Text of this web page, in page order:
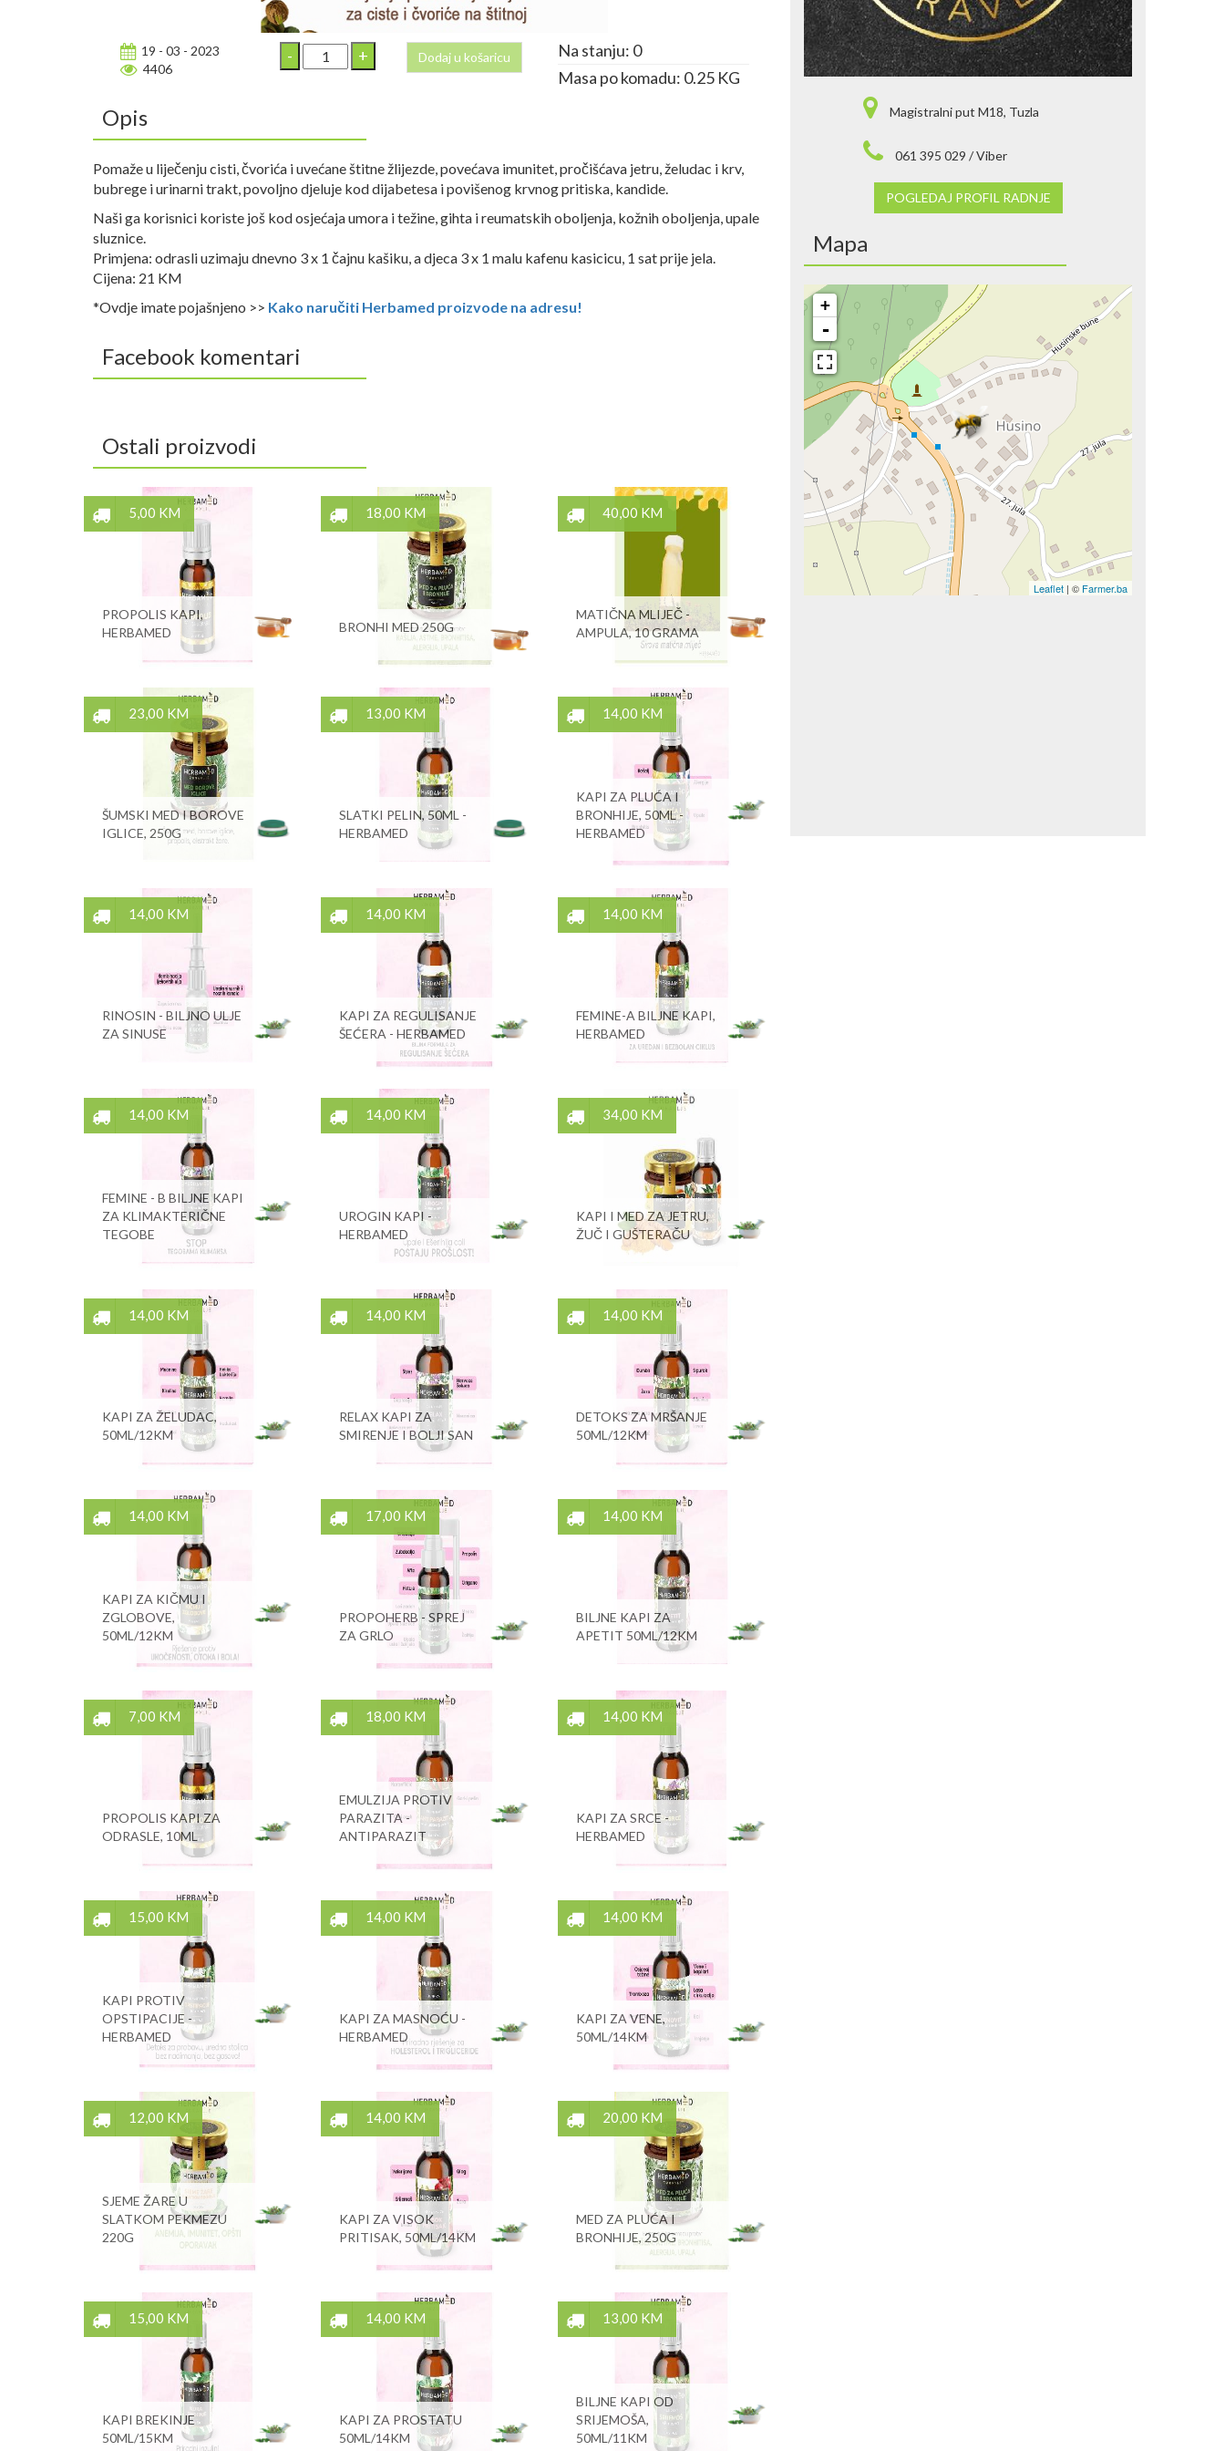
19 - 03 - 2023
4406
Dodaj u košaricu
Na stanju: 0
Masa po komadu: 0.25 KG
Opis
Pomaže u liječenju cisti, čvorića i uvećane štitne žlijezde, povećava imunitet, pročišćava jetru, želudac i krv,
bubrege i urinarni trakt, povoljno djeluje kod dijabetesa i povišenog krvnog pritiska, kandide.
Naši ga korisnici koriste još kod osjećaja umora i težine, gihta i reumatskih oboljenja, kožnih oboljenja, upale
sluznice.
Primjena: odrasli uzimaju dnevno 3 x 1 čajnu kašiku, a djeca 3 x 1 malu kafenu kasicicu, 1 sat prije jela.
Cijena: 21 KM
*Ovdje imate pojašnjeno >> Kako naručiti Herbamed proizvode na adresu!
Facebook komentari
Ostali proizvodi
5,00 KM
PROPOLIS KAPI,
HERBAMED
18,00 KM
BRONHI MED 250G
40,00 KM
MATIČNA MLIJEČ -
AMPULA, 10 GRAMA
23,00 KM
ŠUMSKI MED I BOROVE
IGLICE, 250G
13,00 KM
SLATKI PELIN, 50ML -
HERBAMED
14,00 KM
KAPI ZA PLUĆA I
BRONHIJE, 50ML -
HERBAMED
14,00 KM
RINOSIN - BILJNO ULJE
ZA SINUSE
14,00 KM
KAPI ZA REGULISANJE
ŠEĆERA - HERBAMED
14,00 KM
FEMINE-A BILJNE KAPI,
HERBAMED
14,00 KM
FEMINE - B BILJNE KAPI
ZA KLIMAKTERIČNE
TEGOBE
14,00 KM
UROGIN KAPI -
HERBAMED
34,00 KM
KAPI I MED ZA JETRU,
ŽUČ I GUŠTERAČU
14,00 KM
KAPI ZA ŽELUDAC,
50ML/12KM
14,00 KM
RELAX KAPI ZA
SMIRENJE I BOLJI SAN
14,00 KM
DETOKS ZA MRŠANJE
50ML/12KM
14,00 KM
KAPI ZA KIČMU I
ZGLOBOVE,
50ML/12KM
17,00 KM
PROPOHERB - SPREJ
ZA GRLO
14,00 KM
BILJNE KAPI ZA
APETIT 50ML/12KM
7,00 KM
PROPOLIS KAPI ZA
ODRASLE, 10ML
18,00 KM
EMULZIJA PROTIV
PARAZITA -
ANTIPARAZIT
14,00 KM
KAPI ZA SRCE -
HERBAMED
15,00 KM
KAPI PROTIV
OPSTIPACIJE -
HERBAMED
14,00 KM
KAPI ZA MASNOĆU -
HERBAMED
14,00 KM
KAPI ZA VENE,
50ML/14KM
12,00 KM
SJEME ŽARE U
SLATKOM PEKMEZU
220G
14,00 KM
KAPI ZA VISOK
PRITISAK, 50ML/14KM
20,00 KM
MED ZA PLUĆA I
BRONHIJE, 250G
15,00 KM
KAPI BREKINJE
50ML/15KM
14,00 KM
KAPI ZA PROSTATU
50ML/14KM
13,00 KM
BILJNE KAPI OD
SRIJEMOŠA,
50ML/11KM
Magistralni put M18, Tuzla
061 395 029 / Viber
POGLEDAJ PROFIL RADNJE
Mapa
+
-
Leaflet | © Farmer.ba